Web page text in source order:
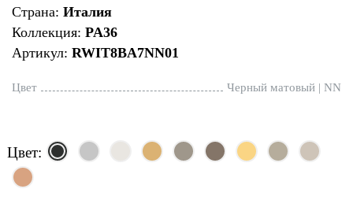
Страна: Италия
Коллекция: PA36
Артикул: RWIT8BA7NN01
Цвет Черный матовый | NN
Цвет: